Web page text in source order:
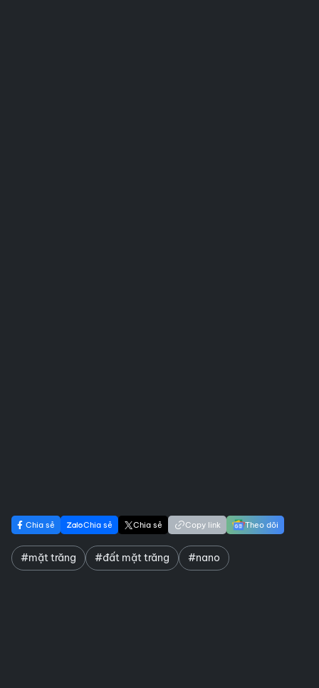
Chia sẻ Chia sẻ Chia sẻ Copy link Theo dõi
#mặt trăng #đất mặt trăng #nano